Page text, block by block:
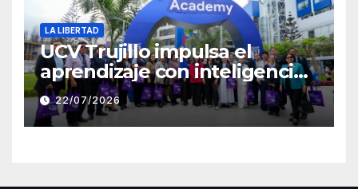
LA LIBERTAD
UCV Trujillo impulsa el
aprendizaje con inteligencia
artificial a través de Google
Gemini
22/07/2026